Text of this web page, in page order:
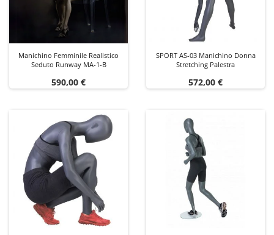
Manichino Femminile Realistico
Seduto Runway MA-1-B
Prezzo
590,00 €
SPORT AS-03 Manichino Donna
Stretching Palestra
Prezzo
572,00 €